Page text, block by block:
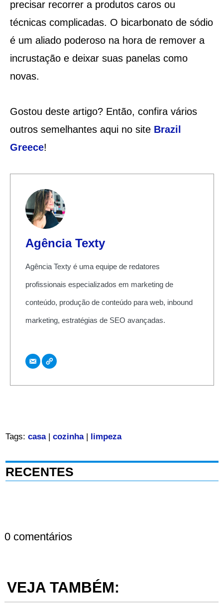
precisar recorrer a produtos caros ou
técnicas complicadas. O bicarbonato de sódio
é um aliado poderoso na hora de remover a
incrustação e deixar suas panelas como
novas.
Gostou deste artigo? Então, confira vários
outros semelhantes aqui no site Brazil
Greece!
Agência Texty
Agência Texty é uma equipe de redatores
profissionais especializados em marketing de
conteúdo, produção de conteúdo para web, inbound
marketing, estratégias de SEO avançadas.
Tags: casa| cozinha| limpeza
RECENTES
0 comentários
VEJA TAMBÉM: